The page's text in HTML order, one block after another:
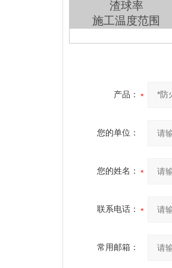
渣球率
施工温度范围
产品：
您的单位：
您的姓名：
联系电话：
常用邮箱：